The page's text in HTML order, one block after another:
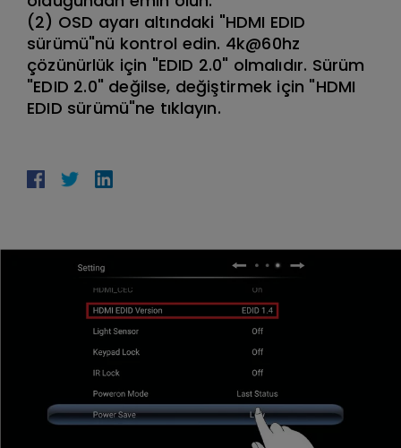
(2) OSD ayarı altındaki "HDMI EDID
sürümü"nü kontrol edin. 4k@60hz
çözünürlük için "EDID 2.0" olmalıdır. Sürüm
"EDID 2.0" değilse, değiştirmek için "HDMI
EDID sürümü"ne tıklayın.